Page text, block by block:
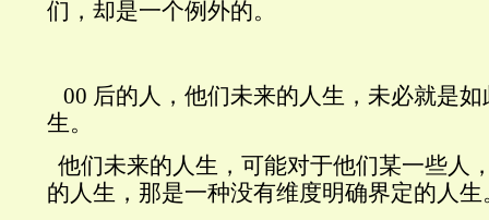
们，却是一个例外的。
00 后的人，他们未来的人生，未必就是
生。
他们未来的人生，可能对于他们某一些人
的人生，那是一种没有维度明确界定的人生